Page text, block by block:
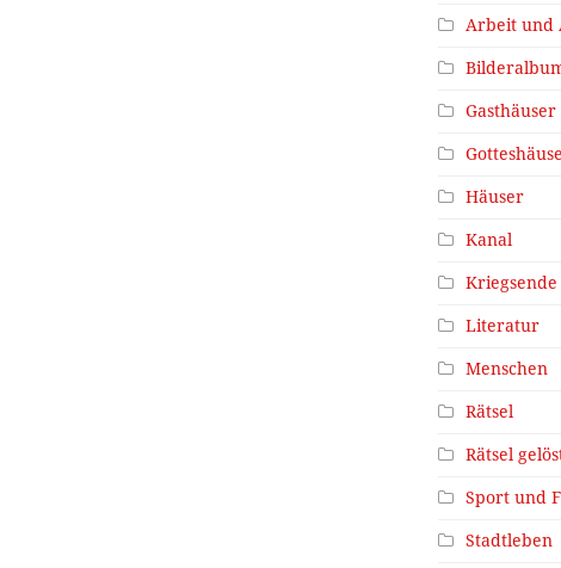
Arbeit und
Gasthäuser
Häuser
Kanal
Kriegsende
Literatur
Menschen
Rätsel
Rätsel
Sport und
Stadtleben